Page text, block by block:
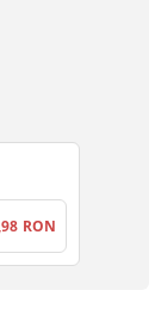
RON